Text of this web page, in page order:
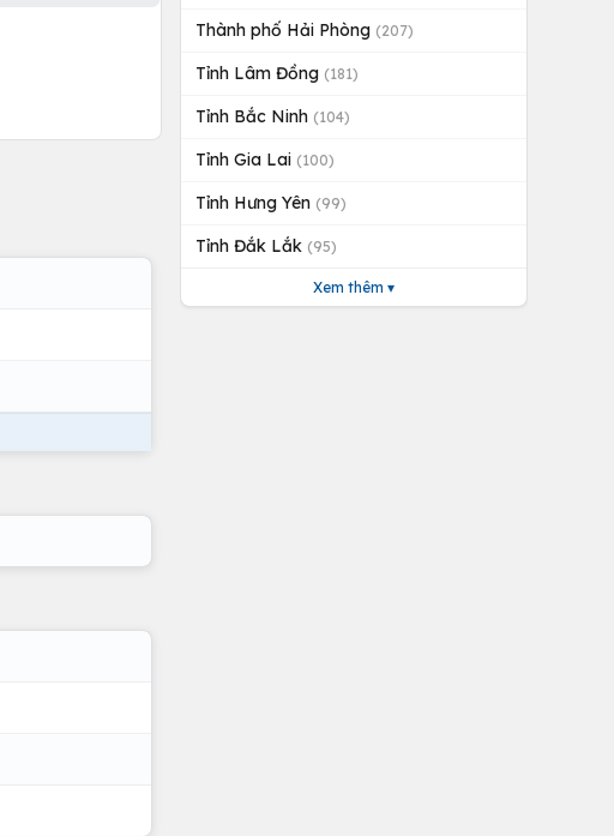
Thành phố Hải Phòng (207)
Tỉnh Lâm Đồng (181)
Tỉnh Bắc Ninh (104)
Tỉnh Gia Lai (100)
Tỉnh Hưng Yên (99)
Tỉnh Đắk Lắk (95)
Xem thêm ▾